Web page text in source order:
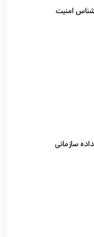
امنیت
سازمانی